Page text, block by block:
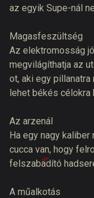
az egyik Supe-nál
Magasfeszültség
Az elektromosság
megvilágíthatja az
ot, aki egy
lehet békés célokra
Az arzenál
Ha egy nagy
cucca van, hogy
felszabadító
A műalkotás